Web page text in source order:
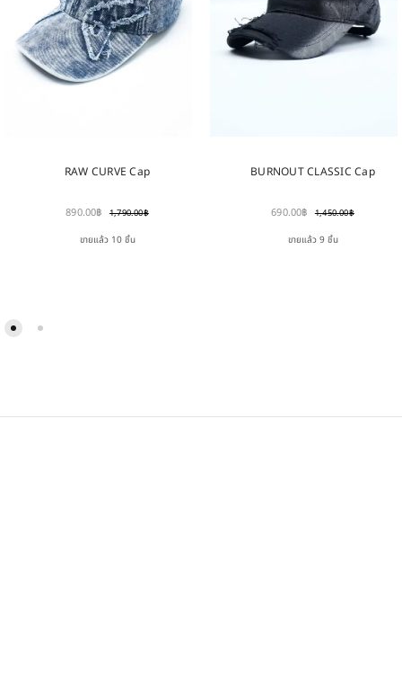
RAW CURVE Cap
890.00฿ 1,790.00฿
ขายแล้ว 10 ชิ้น
BURNOUT CLASSIC Cap
690.00฿ 1,450.00฿
ขายแล้ว 9 ชิ้น